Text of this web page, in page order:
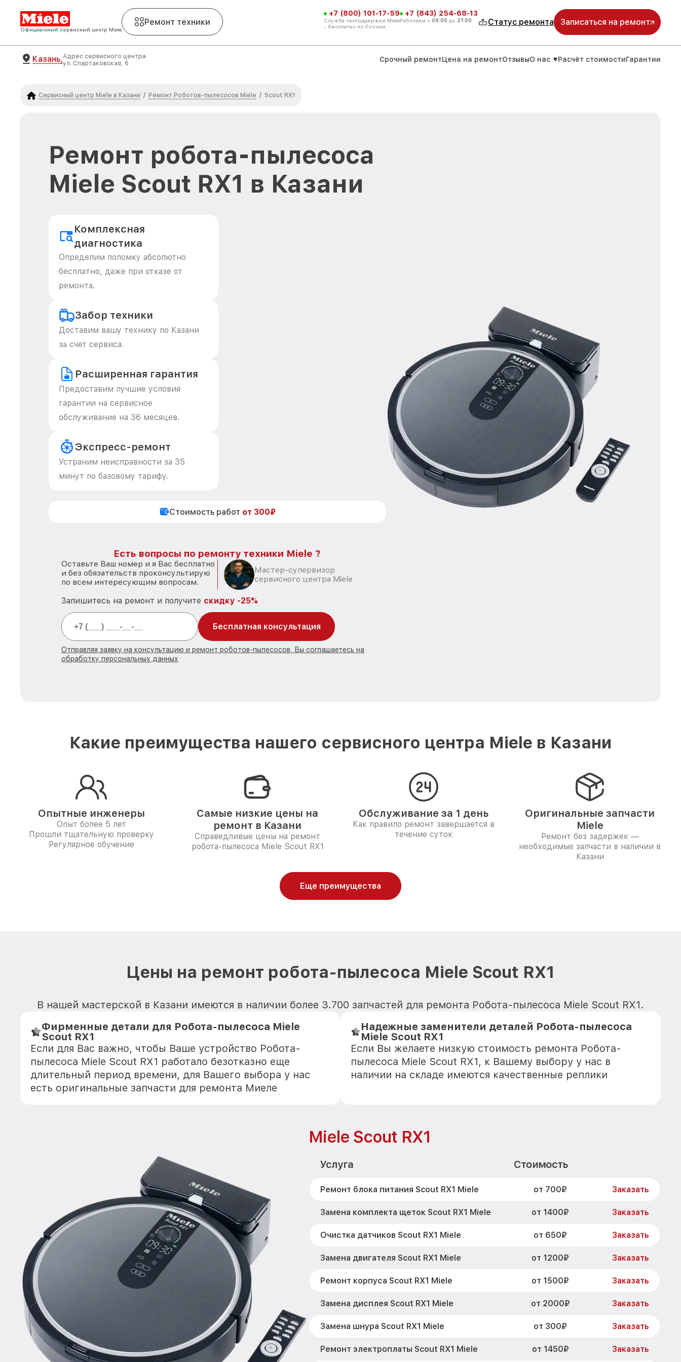
Официальный сервисный центр Miele
Ремонт техники
+7 (800) 101-17-59
Служба техподдержки Miele
- бесплатно по России
+7 (843) 254-68-13
Работаем с 09:00 до 21:00 Статус ремонта Записаться на ремонт
Казань,Адрес сервисного центра
ул. Спартаковская, 6
Срочный ремонтЦена на ремонтОтзывыО нас Расчёт стоимостиГарантии
Сервисный центр Miele в Казани / Ремонт Роботов-пылесосов Miele / Scout RX1
Ремонт робота-пылесоса
Miele Scout RX1 в Казани
Комплексная
диагностика
Определим поломку абсолютно
бесплатно, даже при отказе от
ремонта.
Забор техники
Доставим вашу технику по Казани
за счет сервиса.
Расширенная гарантия
Предоставим лучшие условия
гарантии на сервисное
обслуживание на 36 месяцев.
Экспресс-ремонт
Устраним неисправности за 35
минут по базовому тарифу.
Стоимость работ от 300₽
Есть вопросы по ремонту техники Miele ?
Оставьте Ваш номер и я Вас бесплатно
и без обязательств проконсультирую
по всем интересующим вопросам.
Мастер-супервизор
сервисного центра Miele
Запишитесь на ремонт и получите скидку -25%
Бесплатная консультация
Отправляя заявку на консультацию и ремонт роботов-пылесосов, Вы соглашаетесь на
обработку персональных данных
Какие преимущества нашего сервисного центра Miele в Казани
Опытные инженеры
Опыт более 5 лет
Прошли тщательную проверку
Регулярное обучение
Самые низкие цены на
ремонт в Казани
Справедливые цены на ремонт
робота-пылесоса Miele Scout RX1
Обслуживание за 1 день
Как правило ремонт завершается в
течение суток
Оригинальные запчасти
Miele
Ремонт без задержек —
необходимые запчасти в наличии в
Казани
Еще преимущества
Цены на ремонт робота-пылесоса Miele Scout RX1
В нашей мастерской в Казани имеются в наличии более 3.700 запчастей для ремонта Робота-пылесоса Miele Scout RX1.
Фирменные детали для Робота-пылесоса Miele
Scout RX1
Если для Вас важно, чтобы Ваше устройство Робота-
пылесоса Miele Scout RX1 работало безотказно еще
длительный период времени, для Вашего выбора у нас
есть оригинальные запчасти для ремонта Миеле
Надежные заменители деталей Робота-пылесоса
Miele Scout RX1
Если Вы желаете низкую стоимость ремонта Робота-
пылесоса Miele Scout RX1, к Вашему выбору у нас в
наличии на складе имеются качественные реплики
Miele Scout RX1
Услуга Стоимость
Ремонт блока питания Scout RX1 Miele от 700₽ Заказать
Замена комплекта щеток Scout RX1 Miele от 1400₽ Заказать
Очистка датчиков Scout RX1 Miele от 650₽ Заказать
Замена двигателя Scout RX1 Miele от 1200₽ Заказать
Ремонт корпуса Scout RX1 Miele от 1500₽ Заказать
Замена дисплея Scout RX1 Miele от 2000₽ Заказать
Замена шнура Scout RX1 Miele от 300₽ Заказать
Ремонт электроплаты Scout RX1 Miele от 1450₽ Заказать